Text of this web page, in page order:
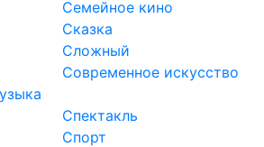
Семейное кино
Сказка
Сложный
Современное искусство
Спектакль
Спорт